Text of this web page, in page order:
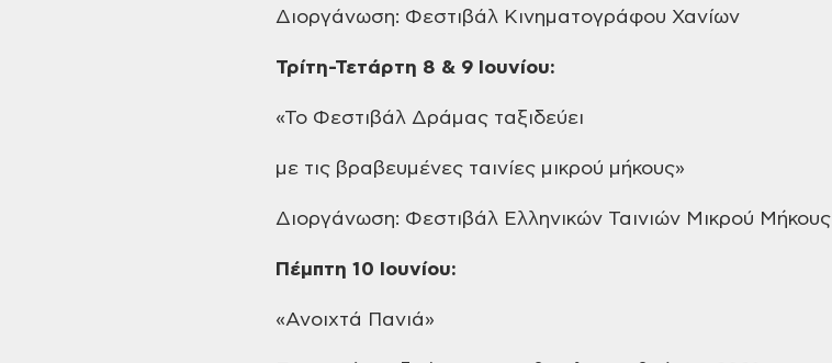
Διοργάνωση: Φεστιβάλ Κινηματογράφου Χανίων
Τρίτη-Τετάρτη 8 & 9 Ιουνίου:
«Το Φεστιβάλ Δράμας ταξιδεύει
με τις βραβευμένες ταινίες μικρού μήκους»
Διοργάνωση: Φεστιβάλ Ελληνικών Ταινιών Μικρού Μήκους
Πέμπτη 10 Ιουνίου:
«Ανοιχτά Πανιά»